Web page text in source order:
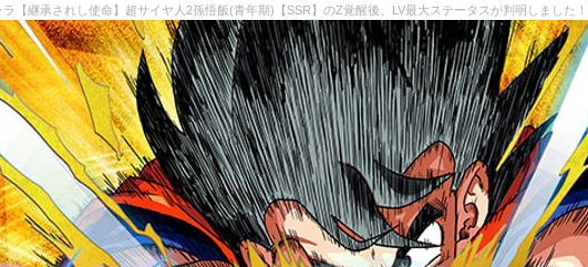
ラ【継承されし使命】超サイヤ人2孫悟飯(青年期)【SSR】のZ覚醒後、LV最大ステータスが判明しました